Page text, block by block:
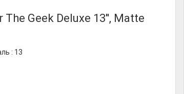
Geek Deluxe 13'', Matte
: 13